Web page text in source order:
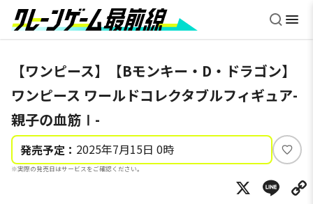
【ワンピース】【Bモンキー・D・ドラゴン】
ワンピース ワールドコレクタブルフィギュア-
親子の血筋Ⅰ-
発売予定： 2025年7月15日 0時
※実際の発売日はサービスをご確認ください。
い
ね
X